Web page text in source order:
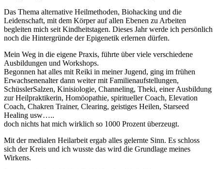
Das Thema alternative Heilmethoden, Biohacking und die
Leidenschaft, mit dem Körper auf allen Ebenen zu Arbeiten
begleiten mich seit Kindheitstagen. Dieses Jahr werde ich persönlich
noch die Hintergründe der Epigenetik erlernen dürfen.
Mein Weg in die eigene Praxis, führte über viele verschiedene
Ausbildungen und Workshops.
Begonnen hat alles mit Reiki in meiner Jugend, ging im frühen
Erwachsenenalter dann weiter mit Familienaufstellungen,
SchüsslerSalzen, Kinisiologie, Channeling, Theki, einer Ausbildung
zur Heilpraktikerin, Homöopathie, spiritueller Coach, Elevation
Coach, Chakren Trainer, Clearing, geistiges Heilen, Starseed
Healing usw…..
doch nichts hat mich wirklich so 1000 Prozent überzeugt.
Mit der medialen Heilarbeit ergab alles gelernte Sinn. Es schloss
sich der Kreis und ich wusste das wird die Grundlage meines
Wirkens.